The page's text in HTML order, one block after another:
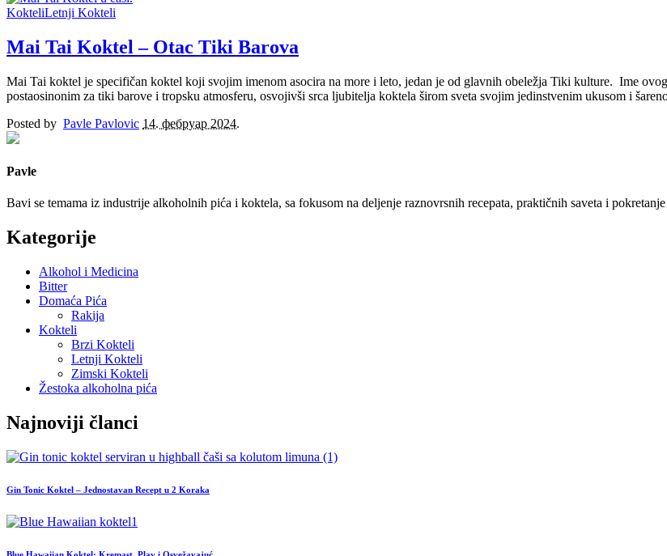
KokteliLetnji Kokteli
Mai Tai Koktel – Otac Tiki Barova
Mai Tai koktel je specifičan koktel koji svojim imenom asocira na more i leto, jedan je od glavnih obeležja Tiki kulture. Ime
postaosinonim za tiki barove i tropsku atmosferu, osvojivši srca ljubitelja koktela širom sveta svojim jedinstvenim ukusom i
Posted by Pavle Pavlovic 14. фебруар 2024.
Pavle
Bavi se temama iz industrije alkoholnih pića i koktela, sa fokusom na deljenje raznovrsnih recepata, praktičnih saveta i
Kategorije
Alkohol i Medicina
Bitter
Domaća Pića
Rakija
Kokteli
Brzi Kokteli
Letnji Kokteli
Zimski Kokteli
Žestoka alkoholna pića
Najnoviji članci
Gin Tonic Koktel – Jednostavan Recept u 2 Koraka